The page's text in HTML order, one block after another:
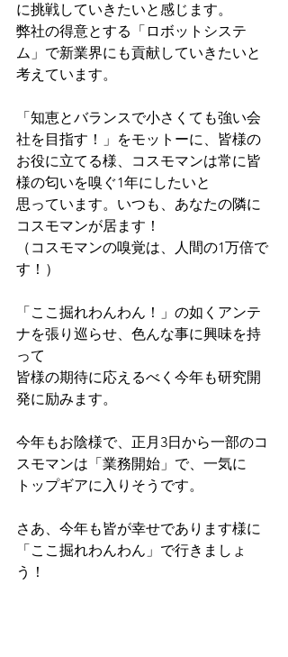
に挑戦していきたいと感じます。
弊社の得意とする「ロボットシステ
ム」で新業界にも貢献していきたいと
考えています。
「知恵とバランスで小さくても強い会
社を目指す！」をモットーに、皆様の
お役に立てる様、コスモマンは常に皆
様の匂いを嗅ぐ1年にしたいと
思っています。いつも、あなたの隣に
コスモマンが居ます！
（コスモマンの嗅覚は、人間の1万倍で
す！）
「ここ掘れわんわん！」の如くアンテ
ナを張り巡らせ、色んな事に興味を持
って
皆様の期待に応えるべく今年も研究開
発に励みます。
今年もお陰様で、正月3日から一部のコ
スモマンは「業務開始」で、一気に
トップギアに入りそうです。
さあ、今年も皆が幸せであります様に
「ここ掘れわんわん」で行きましょ
う！